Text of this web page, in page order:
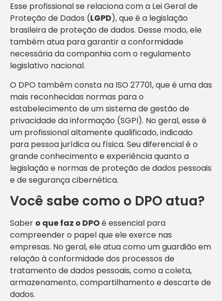
Esse profissional se relaciona com a Lei Geral de
Proteção de Dados (LGPD), que é a legislação
brasileira de proteção de dados. Desse modo, ele
também atua para garantir a conformidade
necessária da companhia com o regulamento
legislativo nacional.
O DPO também consta na ISO 27701, que é uma das
mais reconhecidas normas para o
estabelecimento de um sistema de gestão de
privacidade da informação (SGPI). No geral, esse é
um profissional altamente qualificado, indicado
para pessoa jurídica ou física. Seu diferencial é o
grande conhecimento e experiência quanto a
legislação e normas de proteção de dados pessoais
e de segurança cibernética.
Você sabe como o DPO atua?
Saber o que faz o DPOé essencial para
compreender o papel que ele exerce nas
empresas. No geral, ele atua como um guardião em
relação à conformidade dos processos de
tratamento de dados pessoais, como a coleta,
armazenamento, compartilhamento e descarte de
dados.